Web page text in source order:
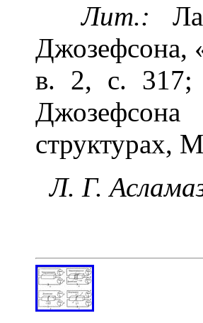
Лит.:
Джозефсона,
в. 2, с.
структурах,
Л. Г.